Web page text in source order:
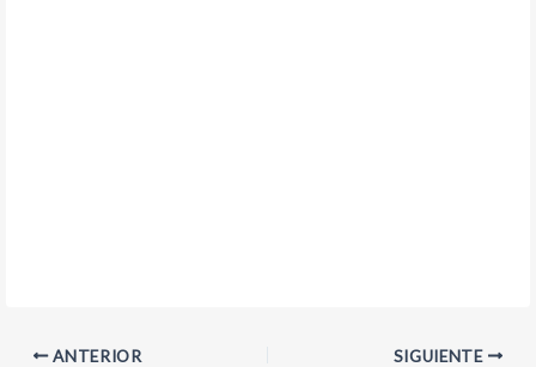
ANTERIOR SIGUIENTE